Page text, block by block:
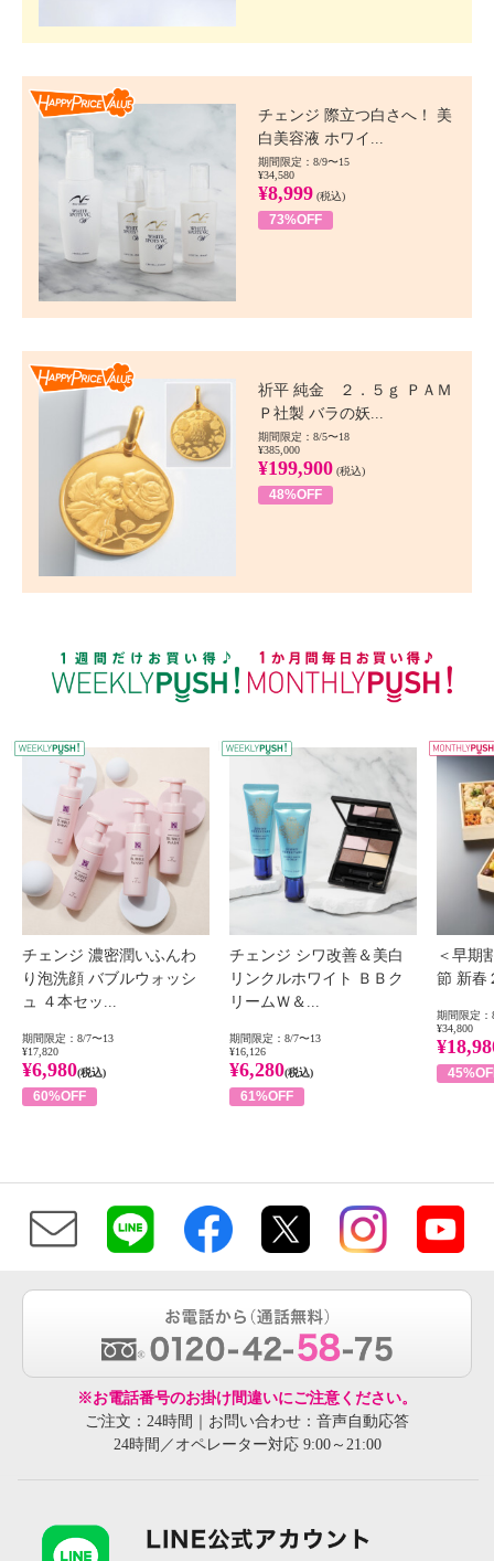
チェンジ 際立つ白さへ！ 美
白美容液 ホワイ...
期間限定：8/9〜15
¥34,580
¥8,999 (税込)
73%OFF
祈平 純金 ２．５ｇ ＰＡＭ
Ｐ社製 バラの妖...
期間限定：8/5〜18
¥385,000
¥199,900 (税込)
48%OFF
WEEKLY PUSH
チェンジ 濃密潤いふんわ
り泡洗顔 バブルウォッシ
ュ ４本セッ...
期間限定：8/7〜13
¥17,820
¥6,980(税込)
60%OFF
チェンジ シワ改善＆美白
リンクルホワイト ＢＢク
リームＷ＆...
期間限定：8/7〜13
¥16,126
¥6,280(税込)
61%OFF
＜早期
節 新春
期間限定：
¥34,800
※お電話番号のお掛け間違いにご注意ください。
ご注文：24時間｜お問い合わせ：音声自動応答
24時間／オペレーター対応 9:00～21:00